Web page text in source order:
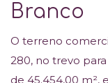
Branco
O terreno
280, no trevo
de 45.454,00 m²,